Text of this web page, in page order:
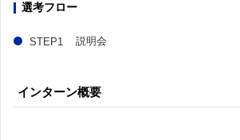
選考フロー
説明会
インターン概要